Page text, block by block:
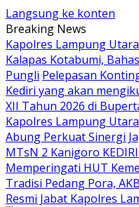
Langsung ke konten
Breaking News
Kapolres Lampung
Kalapas Kotabumi,
Pungli Pelepasan
Kediri yang akan
XII Tahun 2026 di
Kapolres Lampung
Abung Perkuat Sinergi
MTsN 2 Kanigoro
Memperingati HUT
Tradisi Pedang Pora,
Resmi Jabat Kapolres